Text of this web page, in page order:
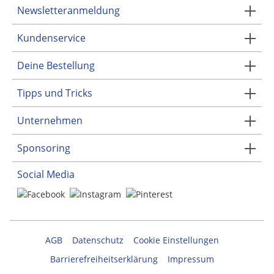
Newsletteranmeldung
Kundenservice
Deine Bestellung
Tipps und Tricks
Unternehmen
Sponsoring
Social Media
AGB Datenschutz
Cookie Einstellungen
Barrierefreiheitserklärung
Impressum